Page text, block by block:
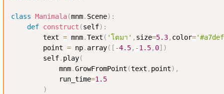
class Manimala(mnm. Scene) :
def construct (self) :
        text
= mnm.Text ( 'โตมา' , size=5.3, color=
        point
= np. array( [ -4.5, -1.5, 0] )
        self
. play(
            mnm
.GrowFromPoint (text , point) ,
            run_time
=1.5
)